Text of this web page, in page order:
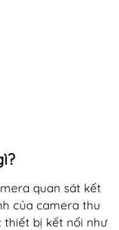
quan sát kết
của camera thu
thiết bị kết nối như